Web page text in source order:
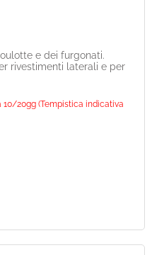
e dei furgonati.
rivestimenti laterali e per
10/20gg (Tempistica indicativa